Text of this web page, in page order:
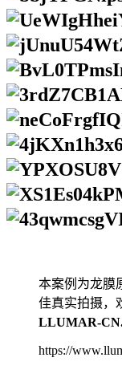
本案例为龙膜
佳真实拍摄，
LLUMAR-
https://